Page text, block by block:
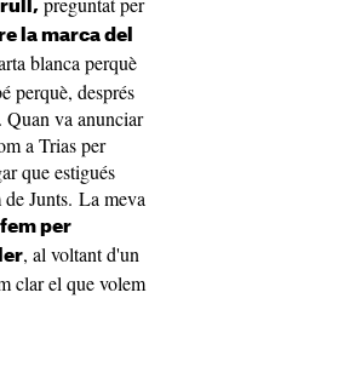
la marca del
blanca perquè
perquè, després
Quan va anunciar
a Trias per
que estigués
Junts. La meva
per
, al voltant d'un
clar el que volem